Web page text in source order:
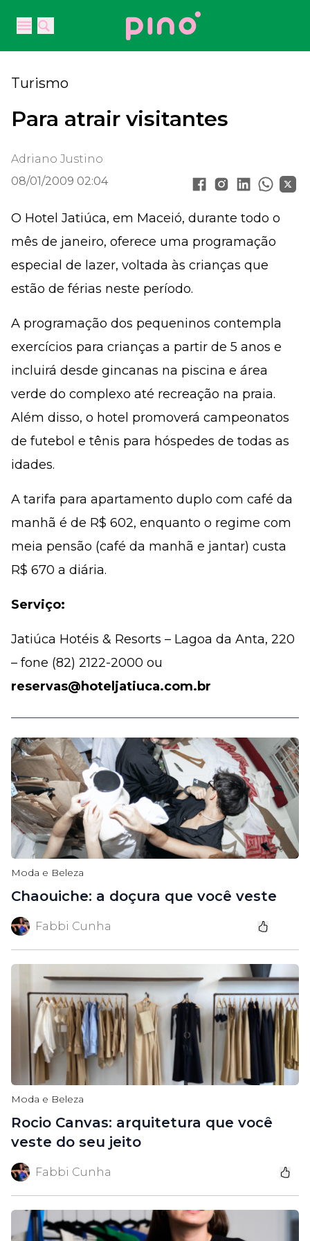
Open main menu
Open main menu
Your Company
Turismo
Para atrair visitantes
Adriano Justino
08/01/2009 02:04
O Hotel Jatiúca, em Maceió, durante todo o
mês de janeiro, oferece uma programação
especial de lazer, voltada às crianças que
estão de férias neste período.
A programação dos pequeninos contempla
exercícios para crianças a partir de 5 anos e
incluirá desde gincanas na piscina e área
verde do complexo até recreação na praia.
Além disso, o hotel promoverá campeonatos
de futebol e tênis para hóspedes de todas as
idades.
A tarifa para apartamento duplo com café da
manhã é de R$ 602, enquanto o regime com
meia pensão (café da manhã e jantar) custa
R$ 670 a diária.
Serviço:
Jatiúca Hotéis & Resorts – Lagoa da Anta, 220
– fone (82) 2122-2000 ou
reservas@hoteljatiuca.com.br
Moda e Beleza
Chaouiche: a doçura que você veste
Fabbi Cunha
Moda e Beleza
Rocio Canvas: arquitetura que você
veste do seu jeito
Fabbi Cunha